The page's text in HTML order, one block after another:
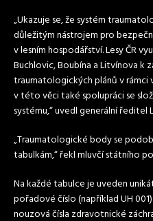
„Ukazuje se, že systém
důležitým nástrojem pro
v lesním hospodářství. Lesy ČR
Buchlovic, Boubína a Litvínova k
traumatologických plánů v rámci
v této věci také spolupráci se
systému,“ uvedl generální ředitel
„Traumatologické body se
tabulkám,“ řekl mluvčí státního
Na každé tabulce je uveden
pořadové číslo (například UH
nouzová čísla zdravotnické